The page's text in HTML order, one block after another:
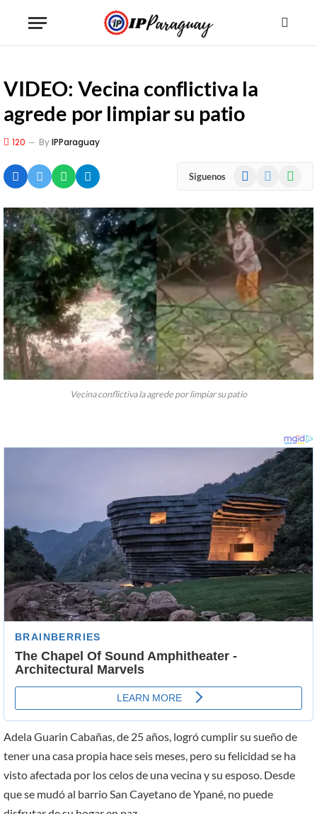
VIDEO: Vecina conflictiva la
agrede por limpiar su patio
120 ByIPParaguay
Siguenos Facebook
Vecina conflictiva la agrede por limpiar su patio
Adela Guarin Cabañas, de 25 años, logró cumplir su sueño de
tener una casa propia hace seis meses, pero su felicidad se ha
visto afectada por los celos de una vecina y su esposo. Desde
que se mudó al barrio San Cayetano de Ypané, no puede